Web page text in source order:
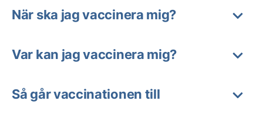
När ska jag vaccinera mig?
Var kan jag vaccinera mig?
Så går vaccinationen till